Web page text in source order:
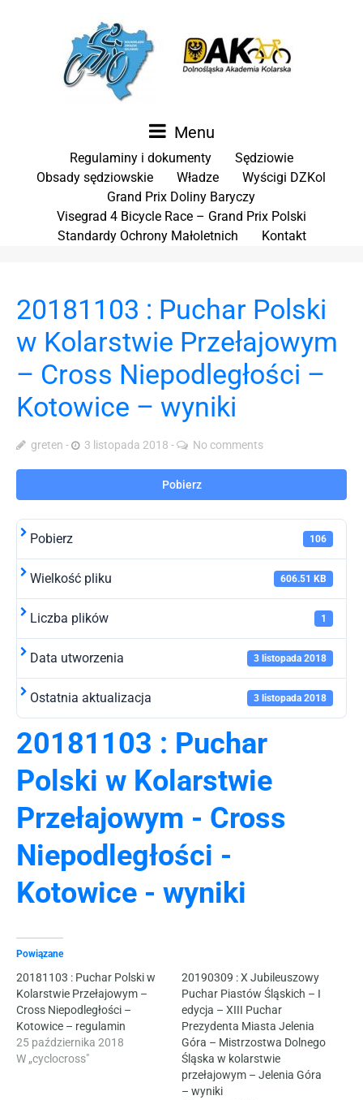
Menu
Regulaminy i dokumenty
Sędziowie
Obsady sędziowskie
Władze
Wyścigi DZKol
Grand Prix Doliny Baryczy
Visegrad 4 Bicycle Race – Grand Prix Polski
Standardy Ochrony Małoletnich
Kontakt
20181103 : Puchar Polski
w Kolarstwie Przełajowym
– Cross Niepodległości –
Kotowice – wyniki
greten 3 listopada 2018 No comments
Pobierz
Pobierz 106
Wielkość pliku 606.51 KB
Liczba plików 1
Data utworzenia 3 listopada 2018
Ostatnia aktualizacja 3 listopada 2018
20181103 : Puchar
Polski w Kolarstwie
Przełajowym - Cross
Niepodległości -
Kotowice - wyniki
Powiązane
20181103 : Puchar Polski w
Kolarstwie Przełajowym –
Cross Niepodległości –
Kotowice – regulamin
25 października 2018
W „cyclocross"
20190309 : X Jubileuszowy
Puchar Piastów Śląskich – I
edycja – XIII Puchar
Prezydenta Miasta Jelenia
Góra – Mistrzostwa Dolnego
Śląska w kolarstwie
przełajowym – Jelenia Góra
– wyniki